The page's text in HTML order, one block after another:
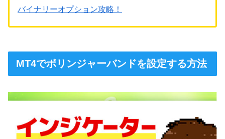
バイナリーオプション攻略！
MT4でボリンジャーバンドを設定する方法